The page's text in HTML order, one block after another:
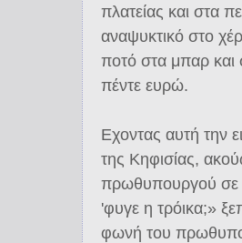
πλατείας και στα
αναψυκτικό στο
ποτό στα μπαρ και
πέντε ευρώ.
Εχοντας αυτή την
της Κηφισίας,
πρωθυπουργού σε
'φυγε η τρόικα;»
φωνή του